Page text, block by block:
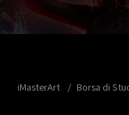
iMasterArt Borsa di